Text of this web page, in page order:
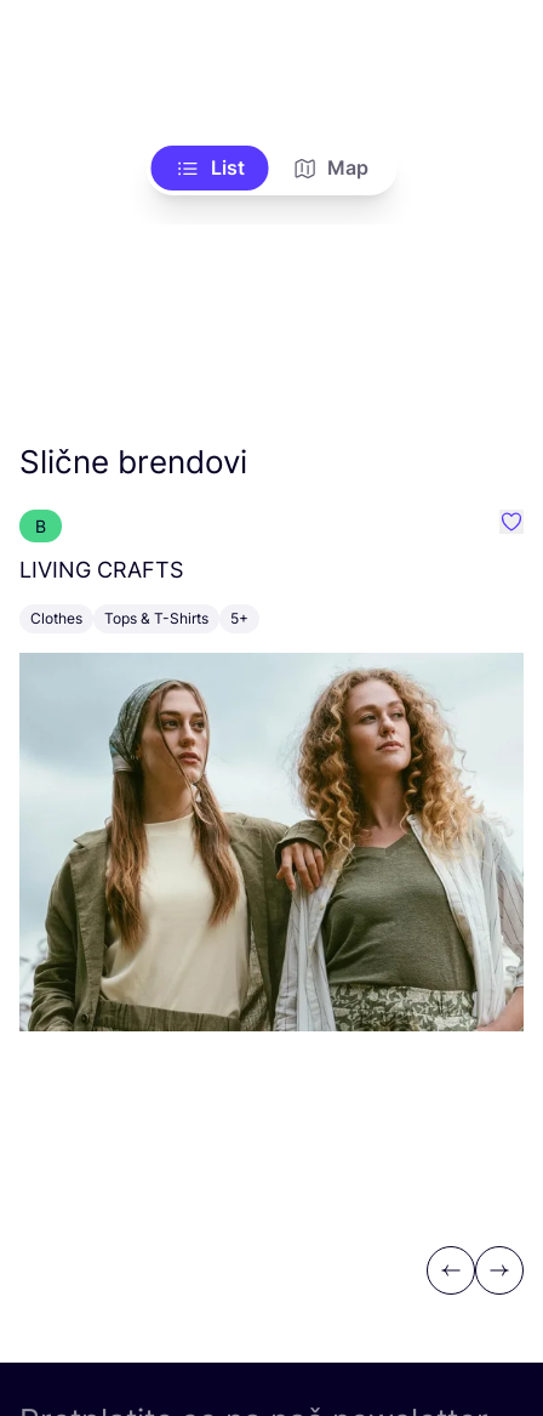
List Map
Slične brendovi
B
LIVING CRAFTS
Clothes Tops & T-Shirts 5+
Previous
Next